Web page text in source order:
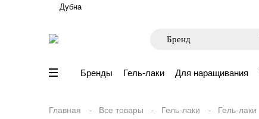
Дубна
Бренды Гель-лаки Для наращивания
Главная Все товары Гель-лаки Гель-лаки